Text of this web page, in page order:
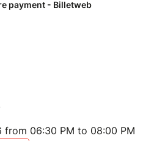
from 06:30 PM to 08:00 PM